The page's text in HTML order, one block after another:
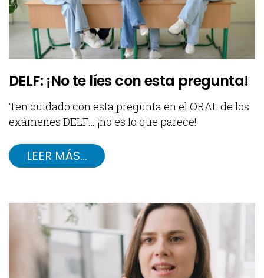
DELF: ¡No te líes con esta pregunta!
Ten cuidado con esta pregunta en el ORAL de los
exámenes DELF… ¡no es lo que parece!
LEER MÁS…